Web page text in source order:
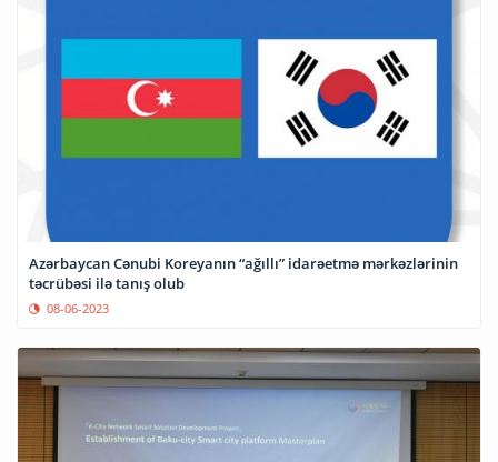
Azərbaycan Cənubi Koreyanın “ağıllı” idarəetmə mərkəzlərinin
təcrübəsi ilə tanış olub
08-06-2023